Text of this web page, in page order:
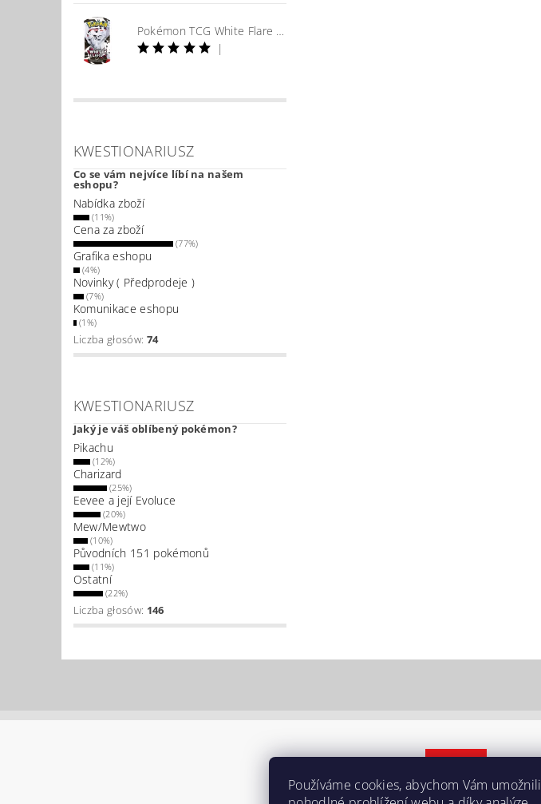
Pokémon TCG White Flare Booster
|
KWESTIONARIUSZ
Co se vám nejvíce líbí na našem
eshopu?
Nabídka zboží
(11%)
Cena za zboží
(77%)
Grafika eshopu
(4%)
Novinky ( Předprodeje )
(7%)
Komunikace eshopu
(1%)
Liczba głosów: 74
KWESTIONARIUSZ
Jaký je váš oblíbený pokémon?
Pikachu
(12%)
Charizard
(25%)
Eevee a její Evoluce
(20%)
Mew/Mewtwo
(10%)
Původních 151 pokémonů
(11%)
Ostatní
(22%)
Liczba głosów: 146
Používáme cookies, abychom Vám umožnili